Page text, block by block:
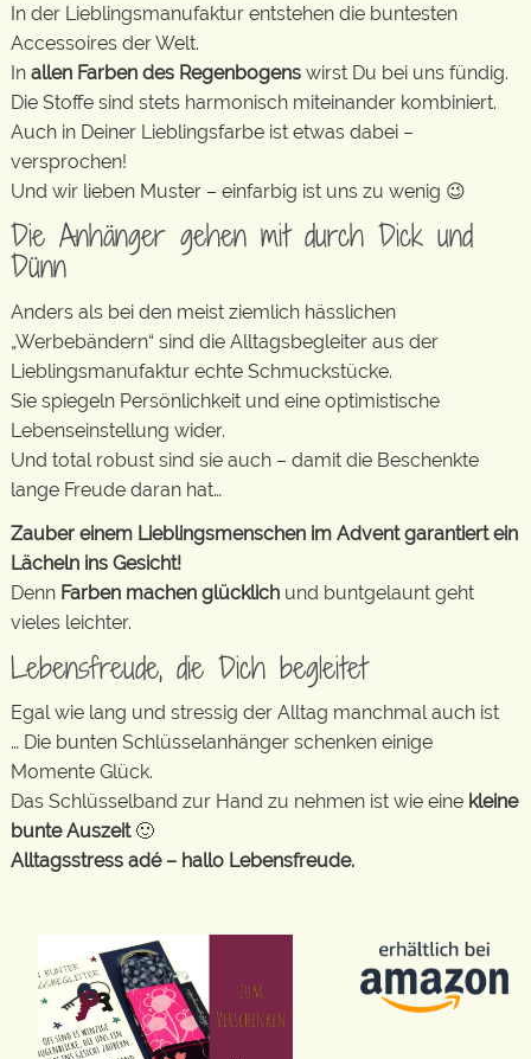
In der Lieblingsmanufaktur entstehen die buntesten
Accessoires der Welt.
In allen Farben des Regenbogens wirst Du bei uns fündig.
Die Stoffe sind stets harmonisch miteinander kombiniert.
Auch in Deiner Lieblingsfarbe ist etwas dabei –
versprochen!
Und wir lieben Muster – einfarbig ist uns zu wenig 😉
Die Anhänger gehen mit durch Dick und
Dünn
Anders als bei den meist ziemlich hässlichen
„Werbebändern“ sind die Alltagsbegleiter aus der
Lieblingsmanufaktur echte Schmuckstücke.
Sie spiegeln Persönlichkeit und eine optimistische
Lebenseinstellung wider.
Und total robust sind sie auch – damit die Beschenkte
lange Freude daran hat…
Zauber einem Lieblingsmenschen im Advent garantiert ein
Lächeln ins Gesicht!
Denn Farben machen glücklich und buntgelaunt geht
vieles leichter.
Lebensfreude, die Dich begleitet
Egal wie lang und stressig der Alltag manchmal auch ist
… Die bunten Schlüsselanhänger schenken einige
Momente Glück.
Das Schlüsselband zur Hand zu nehmen ist wie eine kleine
bunte Auszeit🙂
Alltagsstress adé – hallo Lebensfreude.